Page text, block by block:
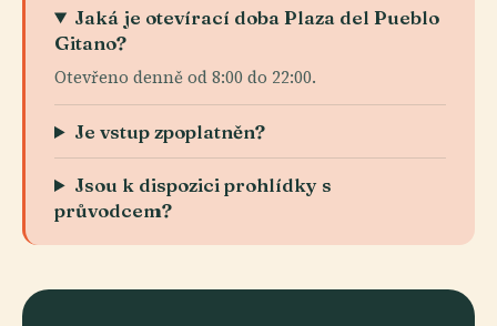
Jaká je otevírací doba Plaza del Pueblo
Gitano?
Otevřeno denně od 8:00 do 22:00.
Je vstup zpoplatněn?
Jsou k dispozici prohlídky s
průvodcem?